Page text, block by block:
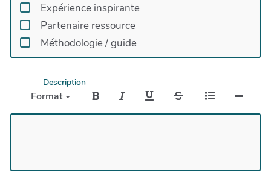
Expérience inspirante
Partenaire ressource
Méthodologie / guide
Description
Format